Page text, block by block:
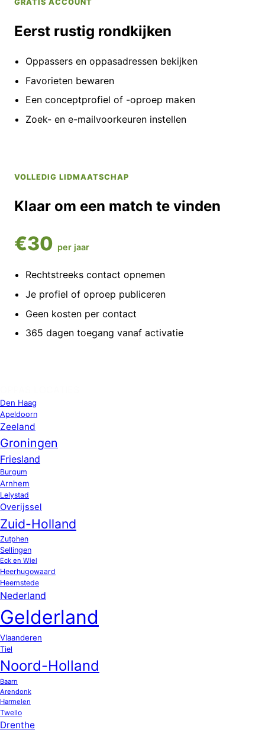
GRATIS ACCOUNT
Eerst rustig rondkijken
Oppassers en oppasadressen bekijken
Favorieten bewaren
Een conceptprofiel of -oproep maken
Zoek- en e-mailvoorkeuren instellen
VOLLEDIG LIDMAATSCHAP
Klaar om een match te vinden
€30 per jaar
Rechtstreeks contact opnemen
Je profiel of oproep publiceren
Geen kosten per contact
365 dagen toegang vanaf activatie
Den Haag
Apeldoorn
Zeeland
Groningen
Friesland
Burgum
Arnhem
Lelystad
Overijssel
Zuid-Holland
Zutphen
Sellingen
Eck en Wiel
Heerhugowaard
Heemstede
Nederland
Gelderland
Vlaanderen
Tiel
Noord-Holland
Baarn
Arendonk
Harmelen
Twello
Drenthe